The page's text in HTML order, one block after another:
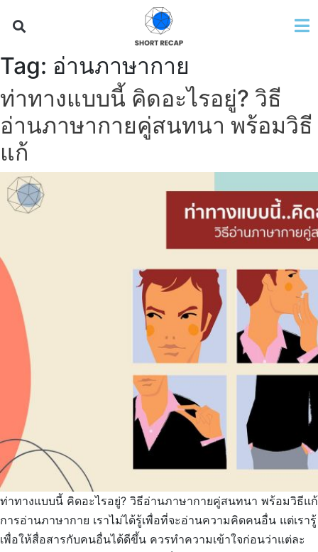
Tag: อ่านภาษากาย
ท่าทางแบบนี้ คิดอะไรอยู่? วิธี
อ่านภาษากายคู่สนทนา พร้อมวิธี
แก้
ท่าทางแบบนี้ คิดอะไรอยู่? วิธีอ่านภาษากายคู่สนทนา พร้อมวิธีแก้
การอ่านภาษากาย เราไม่ได้รู้เพื่อที่จะอ่านความคิดคนอื่น แต่เรารู้
เพื่อให้สื่อสารกับคนอื่นได้ดีขึ้น ควรทำความเข้าใจก่อนว่าแต่ละ